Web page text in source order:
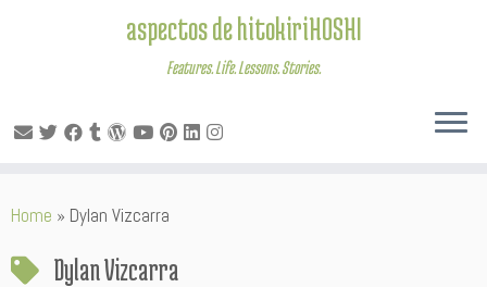
to
aspectos de hitokiriHOSHI
Features. Life. Lessons. Stories.
Home » Dylan Vizcarra
Dylan Vizcarra